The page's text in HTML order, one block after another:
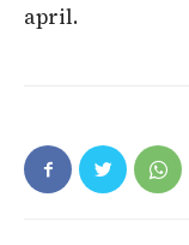
april.